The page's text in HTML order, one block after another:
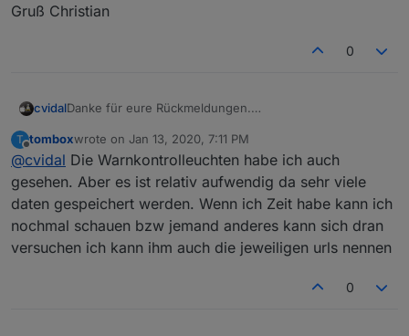
Gruß Christian
0
cvidalDanke für eure Rückmeldungen.
Frau installiert und mich mit meinem Account eingeloggt.
Die Daten die in der App sofort synchronisiert werden
sind auch die, die ich im ioBroker bekomme.
Die Daten welche ich nicht im Iobroker bekomme
scheinen dann nur lokal auf dem Handy zu sein, da
steht dann auch in der App das diese Daten erst bei den
nächsten Fahrten aufs Handy kommen. Das sind dann
Gruß Christian
T
Offline
tomboxwrote on Jan 13, 2020, 7:11 PM
last edited by
@cvidal Die Warnkontrolleuchten habe ich auch
gesehen. Aber es ist relativ aufwendig da sehr viele
daten gespeichert werden. Wenn ich Zeit habe kann ich
nochmal schauen bzw jemand anderes kann sich dran
versuchen ich kann ihm auch die jeweiligen urls nennen
0